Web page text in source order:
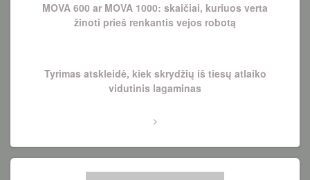
MOVA 600 ar MOVA 1000: skaičiai, kuriuos verta
žinoti prieš renkantis vejos robotą
Next
Tyrimas atskleidė, kiek skrydžių iš tiesų atlaiko
vidutinis lagaminas